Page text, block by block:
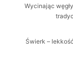
Wycinając
Świerk –